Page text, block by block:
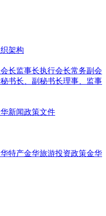
架构
会长监事长执行会长常务副会
书长、副秘书长理事、监事
新闻政策文件
特产金华旅游投资政策金华